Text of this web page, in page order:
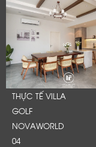
THỰC TẾ VILLA
GOLF
NOVAWORLD
04